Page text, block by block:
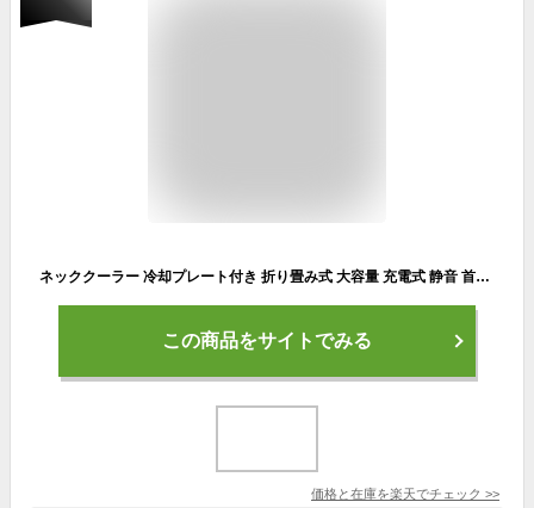
ネッククーラー 冷却プレート付き 折り畳み式 大容量 充電式 静音 首掛け扇風機 羽なし 長時間 静音 軽量 首かけ扇風機 ホワイト ピンク 半導体冷却 扇風機 ポータブル 小型 軽量 戸外 子供 父の日
この商品をサイトでみる
価格と在庫を楽天でチェック >>